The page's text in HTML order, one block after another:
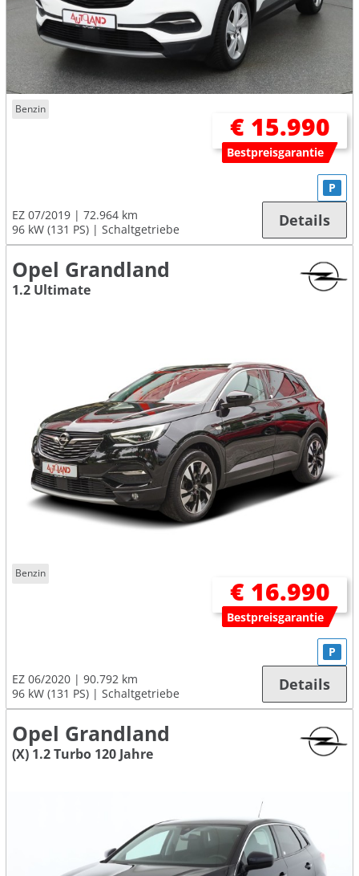
Benzin
€ 15.990
Bestpreisgarantie
EZ 07/2019
72.964 km
96 kW (131 PS)
Schaltgetriebe
P
Details
Opel Grandland
1.2 Ultimate
Benzin
€ 16.990
Bestpreisgarantie
EZ 06/2020
90.792 km
96 kW (131 PS)
Schaltgetriebe
P
Details
Opel Grandland
(X) 1.2 Turbo 120 Jahre